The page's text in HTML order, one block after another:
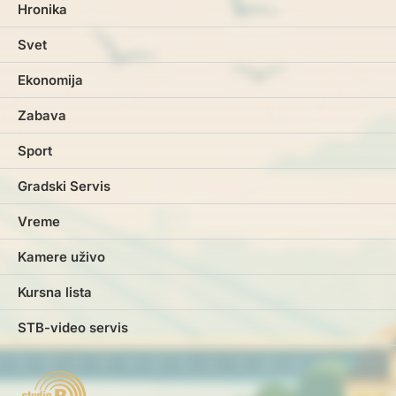
Hronika
Svet
Ekonomija
Zabava
Sport
Gradski Servis
Vreme
Kamere uživo
Kursna lista
STB-video servis